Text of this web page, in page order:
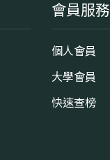
會員服務
個人會員
大學會員
快速查榜